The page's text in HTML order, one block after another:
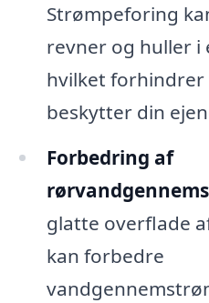
Strømpeforing
revner og huller i
hvilket
beskytter din
Forbedring af
glatte overflade
kan forbedre